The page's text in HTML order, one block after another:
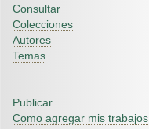
Consultar
Colecciones
Autores
Temas
Publicar
Como agregar mis trabajos